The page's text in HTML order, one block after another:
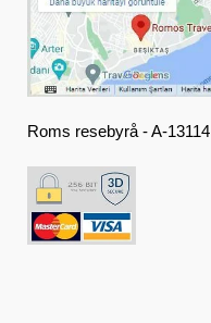
Deutsch
Ελληνική
Indonesia
Italiano
Roms resebyrå - A-13114